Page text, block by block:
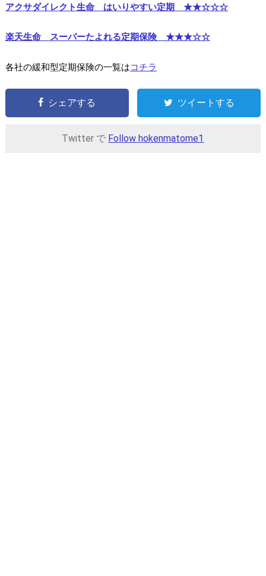
アクサダイレクト生命 はいりやすい定期 ★★☆☆☆
楽天生命 スーパーたよれる定期保険 ★★★☆☆
各社の緩和型定期保険の一覧はコチラ
シェアする ツイートする
Twitter で Follow hokenmatome1